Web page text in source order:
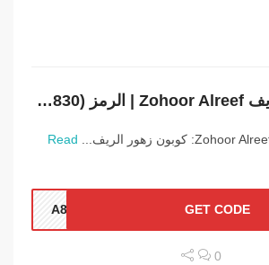
كوبون زهور الريف Zohoor Alreef | الرمز (ZA830) على جميع المنتجات
Read
GET CODE
0